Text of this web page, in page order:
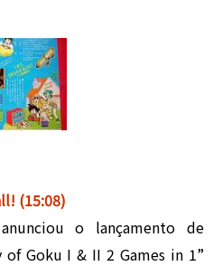
! (15:08)
o lançamento de
of Goku I & II 2 Games in 1”